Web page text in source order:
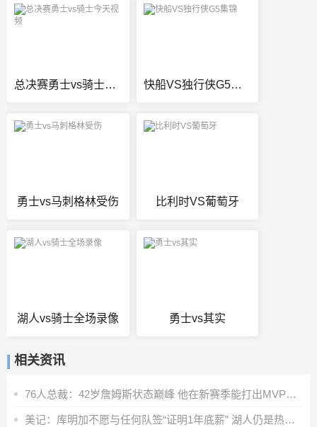
总决赛勇士vs骑士今天视频 快船VS独行侠G5集锦
勇士vs马刺格林受伤 比利时VS葡萄牙
湖人vs骑士全场录像 勇士vs其实
相关资讯
76人总裁：42岁詹姆斯状态巅峰 他在新赛季能打出MVP级别的表现
美记：库明加不愿与任何队签“证明1年底薪” 湖人仍是热门下家